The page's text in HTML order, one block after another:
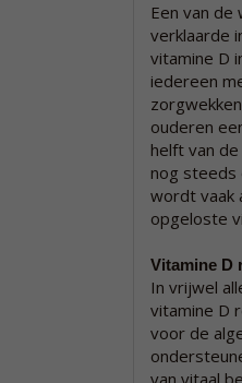
Een van
verklaarde
vitamine D
iedereen
ouderen
helft van
nog steeds
wordt vaak
opgeloste
Vitamine D
In vrijwel
vitamine D
voor de
van vitaal